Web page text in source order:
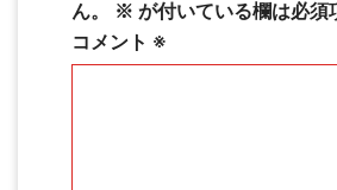
ん。
※ が付いている欄は必須
コメント ※